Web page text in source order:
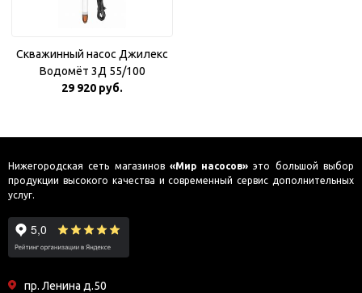
Скважинный насос Джилекс
Водомёт 3Д 55/100
29 920 руб.
Нижегородская сеть магазинов «Мир насосов» это большой выбор
продукции высокого качества и современный сервис дополнительных
услуг.
пр. Ленина д.50